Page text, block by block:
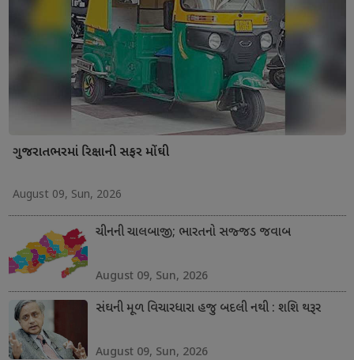
ગુજરાતભરમાં રિક્ષાની સફર મોંઘી
August 09, Sun, 2026
ચીનની ચાલબાજી; ભારતનો સજ્જડ જવાબ
August 09, Sun, 2026
સંઘની મૂળ વિચારધારા હજુ બદલી નથી : શશિ થરૂર
August 09, Sun, 2026